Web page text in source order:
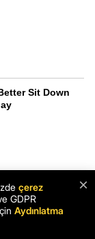
×
çerez
GDPR
Aydınlatma